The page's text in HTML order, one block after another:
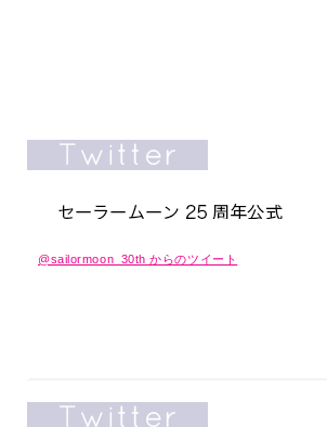
@sailormoon_30th からのツイート